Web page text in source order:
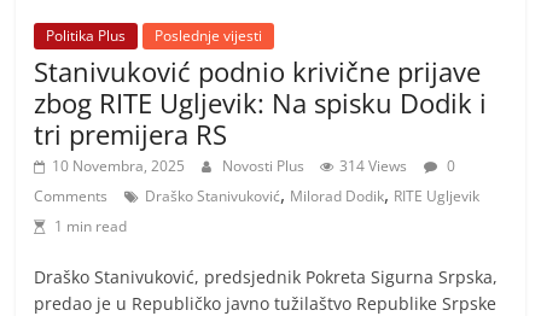
Politika Plus Poslednje vijesti
Stanivuković podnio krivične prijave
zbog RITE Ugljevik: Na spisku Dodik i
tri premijera RS
10 Novembra, 2025 Novosti Plus 314 Views
0
Comments
Draško Stanivuković, Milorad Dodik, RITE Ugljevik
1 min read
Draško Stanivuković, predsjednik Pokreta Sigurna Srpska,
predao je u Republičko javno tužilaštvo Republike Srpske